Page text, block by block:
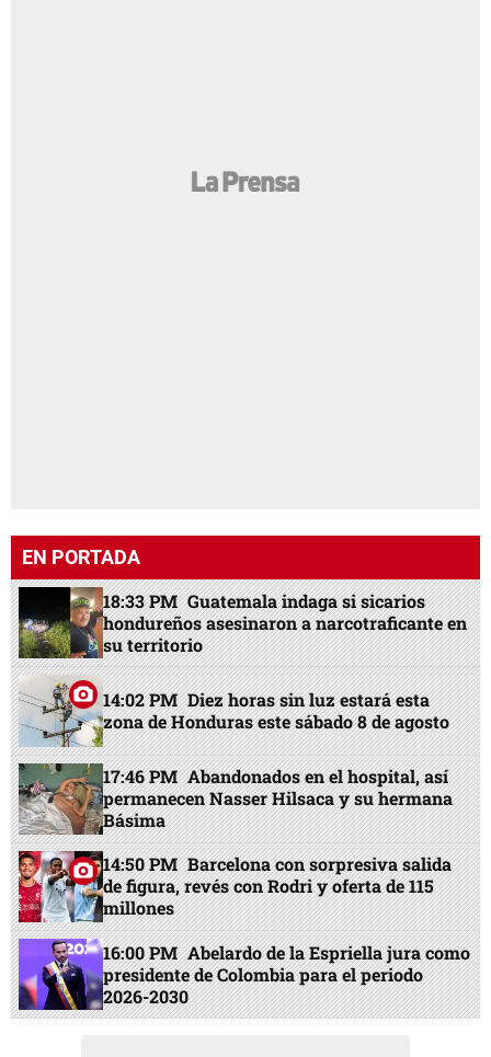
EN PORTADA
18:33 PM Guatemala indaga si sicarios
hondureños asesinaron a narcotraficante en
su territorio
14:02 PM Diez horas sin luz estará esta
zona de Honduras este sábado 8 de agosto
17:46 PM Abandonados en el hospital, así
permanecen Nasser Hilsaca y su hermana
Básima
14:50 PM Barcelona con sorpresiva salida
de figura, revés con Rodri y oferta de 115
millones
16:00 PM Abelardo de la Espriella jura como
presidente de Colombia para el periodo
2026-2030